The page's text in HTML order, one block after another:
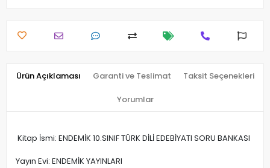
Ürün Açıklaması Garanti ve Teslimat Taksit Seçenekleri
Yorumlar
Kitap İsmi: ENDEMİK 10.SINIF TÜRK DİLİ EDEBİYATI SORU BANKASI
Yayın Evi: ENDEMİK YAYINLARI